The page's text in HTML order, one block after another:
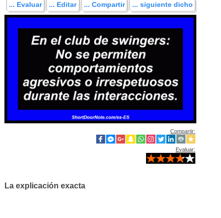
... Evaluar ... Editar ... Compartir ... siguiente dicho
Compartir:
Evaluar:
La explicación exacta